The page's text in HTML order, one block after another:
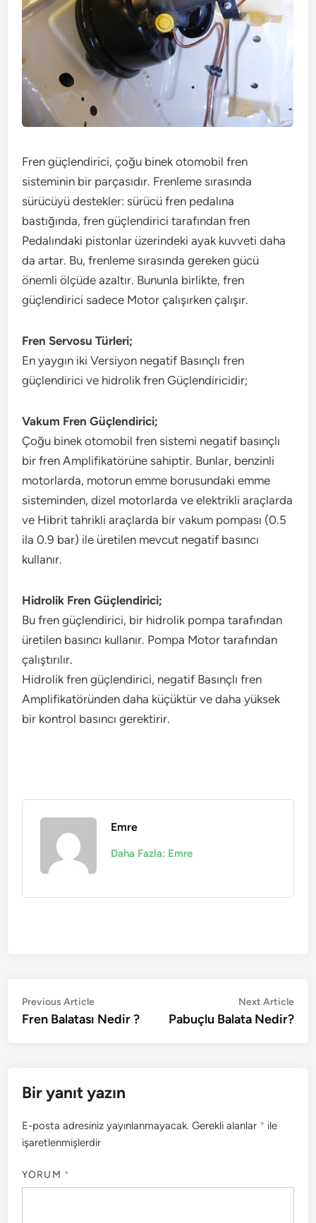
Fren güçlendirici, çoğu binek otomobil fren
sisteminin bir parçasıdır. Frenleme sırasında
sürücüyü destekler: sürücü fren pedalına
bastığında, fren güçlendirici tarafından fren
Pedalındaki pistonlar üzerindeki ayak kuvveti daha
da artar. Bu, frenleme sırasında gereken gücü
önemli ölçüde azaltır. Bununla birlikte, fren
güçlendirici sadece Motor çalışırken çalışır.
Fren Servosu Türleri;
En yaygın iki Versiyon negatif Basınçlı fren
güçlendirici ve hidrolik fren Güçlendiricidir;
Vakum Fren Güçlendirici;
Çoğu binek otomobil fren sistemi negatif basınçlı
bir fren Amplifikatörüne sahiptir. Bunlar, benzinli
motorlarda, motorun emme borusundaki emme
sisteminden, dizel motorlarda ve elektrikli araçlarda
ve Hibrit tahrikli araçlarda bir vakum pompası (0.5
ila 0.9 bar) ile üretilen mevcut negatif basıncı
kullanır.
Hidrolik Fren Güçlendirici;
Bu fren güçlendirici, bir hidrolik pompa tarafından
üretilen basıncı kullanır. Pompa Motor tarafından
çalıştırılır.
Hidrolik fren güçlendirici, negatif Basınçlı fren
Amplifikatöründen daha küçüktür ve daha yüksek
bir kontrol basıncı gerektirir.
Emre
Daha Fazla: Emre
Yazı
gezinmesi
Previous ArticlePrevious
article:
Fren Balatası Nedir ?
Next Article
Pabuçlu Balata Nedir?
Bir yanıt yazın
E-posta adresiniz yayınlanmayacak. Gerekli alanlar * ile
işaretlenmişlerdir
YORUM *